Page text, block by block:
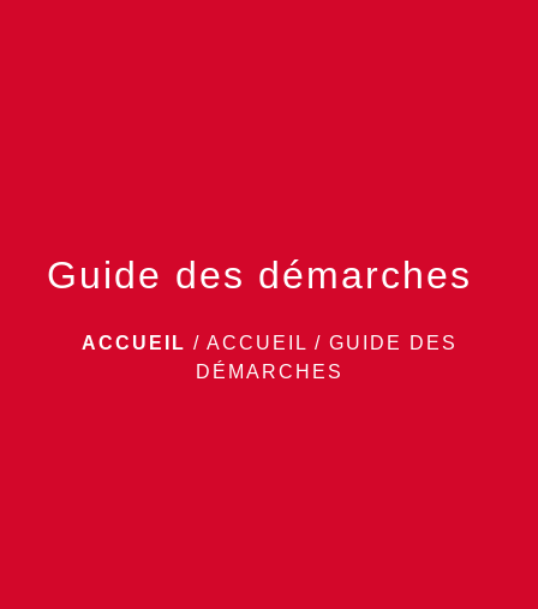
Guide des démarches
ACCUEIL / ACCUEIL / GUIDE DES
DÉMARCHES